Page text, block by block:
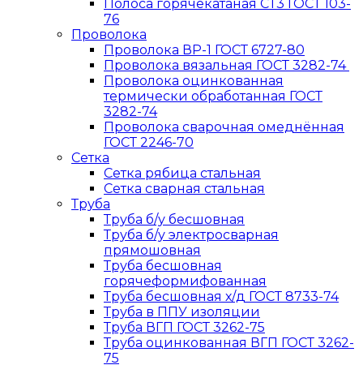
Полоса горячекатаная СТ3 ГОСТ 103-
76
Проволока
Проволока ВР-1 ГОСТ 6727-80
Проволока вязальная ГОСТ 3282-74
Проволока оцинкованная
термически обработанная ГОСТ
3282-74
Проволока сварочная омеднённая
ГОСТ 2246-70
Сетка
Сетка рябица стальная
Сетка сварная стальная
Труба
Труба б/у бесшовная
Труба б/у электросварная
прямошовная
Труба бесшовная
горячеформифованная
Труба бесшовная х/д ГОСТ 8733-74
Труба в ППУ изоляции
Труба ВГП ГОСТ 3262-75
Труба оцинкованная ВГП ГОСТ 3262-
75